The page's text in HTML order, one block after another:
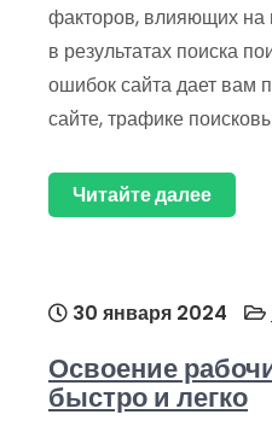
факторов, влияющих на
в результатах поиска
ошибок сайта дает вам
сайте, трафике
Читайте далее
30 января 2024
Освоение
быстро и легко